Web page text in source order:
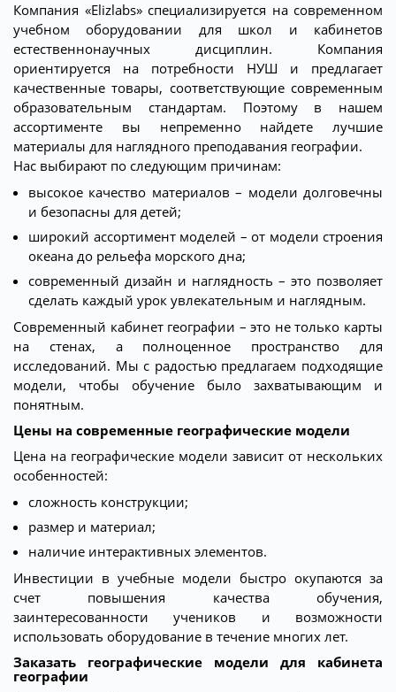
Компания «Elizlabs» специализируется на современном
учебном оборудовании для школ и кабинетов
естественнонаучных дисциплин. Компания
ориентируется на потребности НУШ и предлагает
качественные товары, соответствующие современным
образовательным стандартам. Поэтому в нашем
ассортименте вы непременно найдете лучшие
материалы для наглядного преподавания географии.
Нас выбирают по следующим причинам:
высокое качество материалов – модели долговечны
и безопасны для детей;
широкий ассортимент моделей – от модели строения
океана до рельефа морского дна;
современный дизайн и наглядность – это позволяет
сделать каждый урок увлекательным и наглядным.
Современный кабинет географии – это не только карты
на стенах, а полноценное пространство для
исследований. Мы с радостью предлагаем подходящие
модели, чтобы обучение было захватывающим и
понятным.
Цены на современные географические модели
Цена на географические модели зависит от нескольких
особенностей:
сложность конструкции;
размер и материал;
наличие интерактивных элементов.
Инвестиции в учебные модели быстро окупаются за
счет повышения качества обучения,
заинтересованности учеников и возможности
использовать оборудование в течение многих лет.
Заказать географические модели для кабинета
географии